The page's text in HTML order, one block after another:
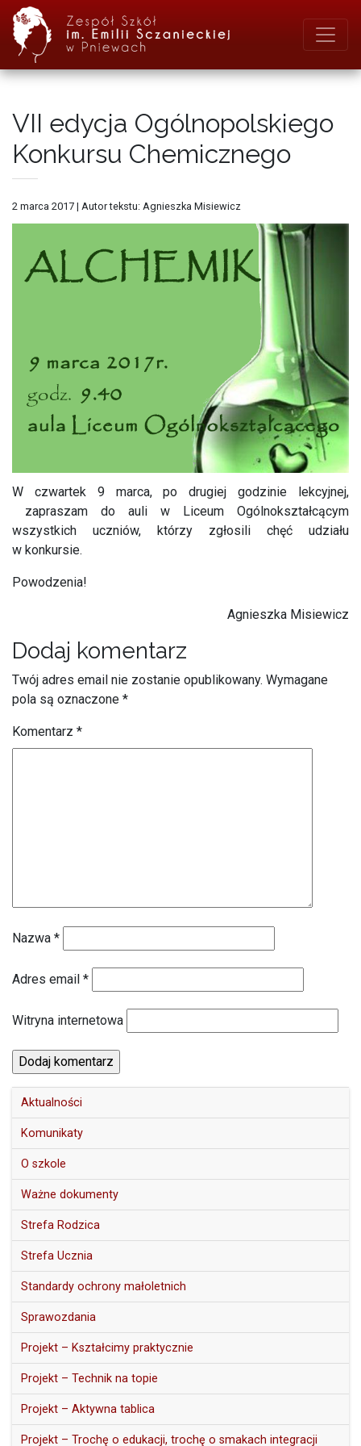
VII edycja Ogólnopolskiego
Konkursu Chemicznego
2 marca 2017 | Autor tekstu: Agnieszka Misiewicz
W czwartek 9 marca, po drugiej godzinie lekcyjnej,
zapraszam do auli w Liceum Ogólnokształcącym
wszystkich uczniów, którzy zgłosili chęć udziału
w konkursie.
Powodzenia!
Agnieszka Misiewicz
Dodaj komentarz
Twój adres email nie zostanie opublikowany. Wymagane
pola są oznaczone *
Komentarz *
Nazwa *
Adres email *
Witryna internetowa
Aktualności
Komunikaty
O szkole
Ważne dokumenty
Strefa Rodzica
Strefa Ucznia
Standardy ochrony małoletnich
Sprawozdania
Projekt – Kształcimy praktycznie
Projekt – Technik na topie
Projekt – Aktywna tablica
Projekt – Trochę o edukacji, trochę o smakach integracji